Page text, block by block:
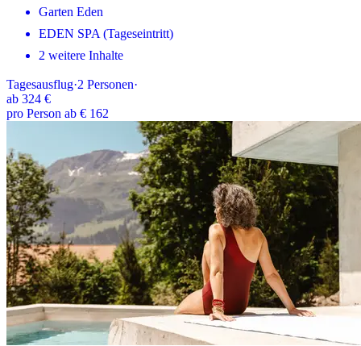
Garten Eden
EDEN SPA (Tageseintritt)
2 weitere Inhalte
Tagesausflug·2 Personen·
ab 324 €
pro Person ab € 162